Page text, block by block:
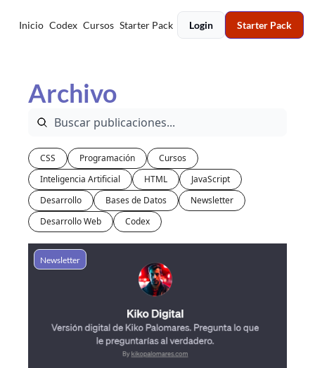
Inicio Codex Cursos Starter Pack Login Starter Pack
Archivo
CSS Programación
Cursos
Inteligencia Artificial
HTML
JavaScript
Desarrollo
Bases de Datos
Newsletter
Desarrollo Web
Codex
Newsletter